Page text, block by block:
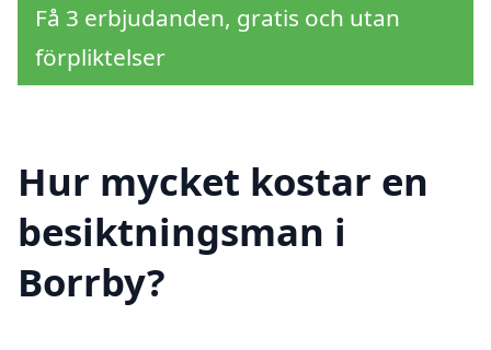
Få 3 erbjudanden, gratis och utan
förpliktelser
Hur mycket kostar en
besiktningsman i
Borrby?